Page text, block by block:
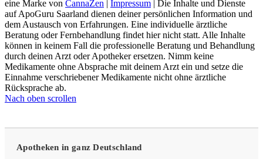
eine Marke von CannaZen | Impressum | Die Inhalte und Dienste
auf ApoGuru Saarland dienen deiner persönlichen Information und
dem Austausch von Erfahrungen. Eine individuelle ärztliche
Beratung oder Fernbehandlung findet hier nicht statt. Alle Inhalte
können in keinem Fall die professionelle Beratung und Behandlung
durch deinen Arzt oder Apotheker ersetzen. Nimm keine
Medikamente ohne Absprache mit deinem Arzt ein und setze die
Einnahme verschriebener Medikamente nicht ohne ärztliche
Rücksprache ab.
Nach oben scrollen
Apotheken in ganz Deutschland